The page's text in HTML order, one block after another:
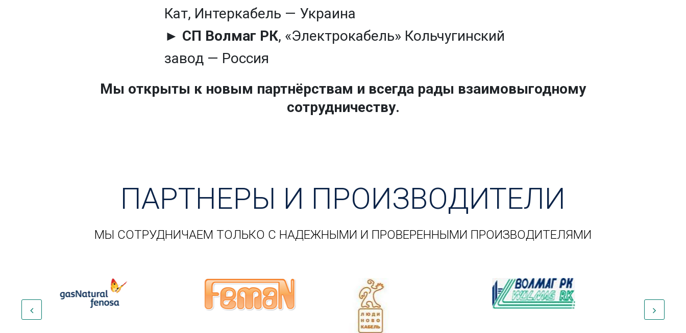
Кат, Интеркабель — Украина
► СП Волмаг РК, «Электрокабель» Кольчугинский
завод — Россия
Мы открыты к новым партнёрствам и всегда рады взаимовыгодному
сотрудничеству.
ПАРТНЕРЫ И ПРОИЗВОДИТЕЛИ
МЫ СОТРУДНИЧАЕМ ТОЛЬКО С НАДЕЖНЫМИ И ПРОВЕРЕННЫМИ ПРОИЗВОДИТЕЛЯМИ